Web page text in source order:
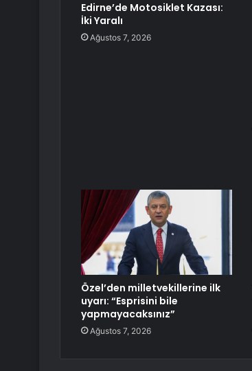
Edirne’de Motosiklet Kazası:
İki Yaralı
Ağustos 7, 2026
Özel’den milletvekillerine ilk
uyarı: “Esprisini bile
yapmayacaksınız”
Ağustos 7, 2026